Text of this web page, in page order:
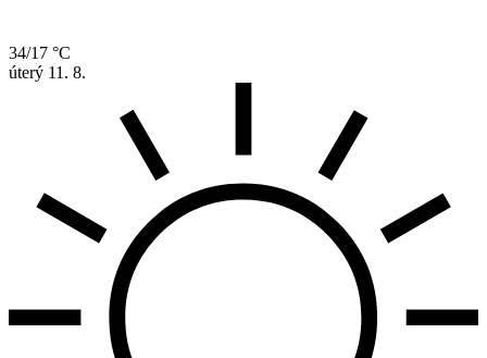
34/17 °C
úterý 11. 8.